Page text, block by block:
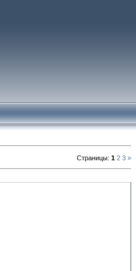
Страницы: 1 2 3 »